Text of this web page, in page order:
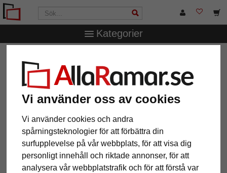
Vi använder oss av cookies
Vi använder cookies och andra
spårningsteknologier för att förbättra din
surfupplevelse på vår webbplats, för att visa dig
personligt innehåll och riktade annonser, för att
analysera vår webbplatstrafik och för att förstå var
Kategorier
Amiens
Träram Amiens